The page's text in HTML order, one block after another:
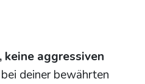
keine aggressiven
deiner bewährten